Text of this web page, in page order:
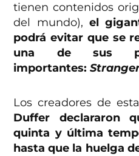
tienen contenidos
del mundo), el
podrá evitar que se
una de sus
importantes:
Los creadores de
Duffer declararon
quinta y última
hasta que la huelga